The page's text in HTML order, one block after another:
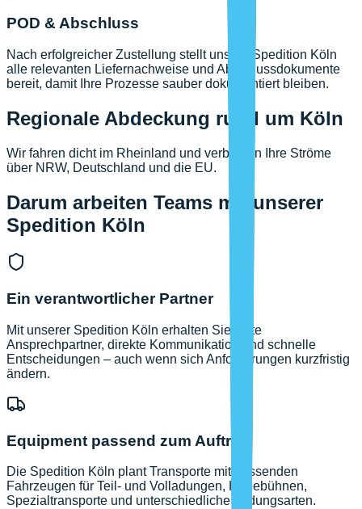
POD & Abschluss
Nach erfolgreicher Zustellung stellt unsere Spedition Köln
alle relevanten Liefernachweise und Abschlussdokumente
bereit, damit Ihre Prozesse sauber dokumentiert bleiben.
Regionale Abdeckung rund um Köln
Wir fahren dicht im Rheinland und verbinden Ihre Ströme
über NRW, Deutschland und die EU.
Darum arbeiten Teams mit unserer
Spedition Köln
Ein verantwortlicher Partner
Mit unserer Spedition Köln erhalten Sie feste
Ansprechpartner, direkte Kommunikation und schnelle
Entscheidungen – auch wenn sich Anforderungen kurzfristig
ändern.
Equipment passend zum Auftrag
Die Spedition Köln plant Transporte mit passenden
Fahrzeugen für Teil- und Volladungen, Hebebühnen,
Spezialtransporte und unterschiedliche Ladungsarten.